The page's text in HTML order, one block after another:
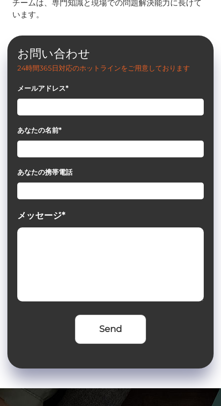
チームは、専門知識と現場での問題解決能力に長けて
います。
お問い合わせ
24時間365日対応のホットラインをご用意しております
メールアドレス*
あなたの名前*
あなたの携帯電話
メッセージ*